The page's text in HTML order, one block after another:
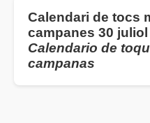
Calendari de tocs
campanes 30 juliol
Calendario de
campanas